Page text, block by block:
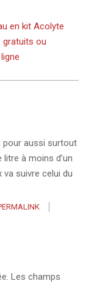
en kit Acolyte
gratuits ou
pour aussi surtout
à moins d’un
va suivre celui du
Les champs